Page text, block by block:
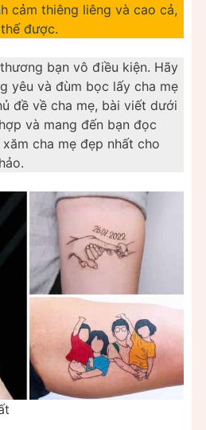
cảm thiêng liêng và cao cả,
được.
bạn vô điều kiện. Hãy
yêu và đùm bọc lấy cha mẹ
đề về cha mẹ, bài viết dưới
và mang đến bạn đọc
cha mẹ đẹp nhất cho